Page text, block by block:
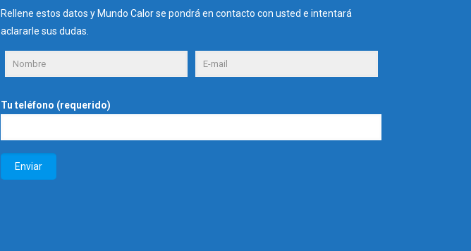
Rellene estos datos y Mundo Calor se pondrá en contacto con usted e intentará
aclararle sus dudas.
Tu teléfono (requerido)